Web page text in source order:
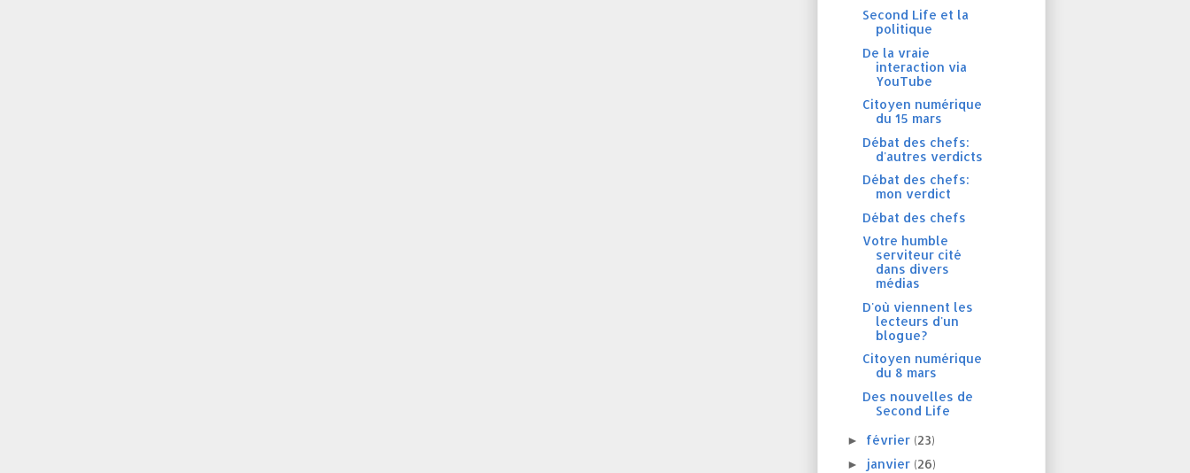
Second Life et la
politique
De la vraie
interaction via
YouTube
Citoyen numérique
du 15 mars
Débat des chefs:
d'autres verdicts
Débat des chefs:
mon verdict
Débat des chefs
Votre humble
serviteur cité
dans divers
médias
D'où viennent les
lecteurs d'un
blogue?
Citoyen numérique
du 8 mars
Des nouvelles de
Second Life
► février (23)
► janvier (26)